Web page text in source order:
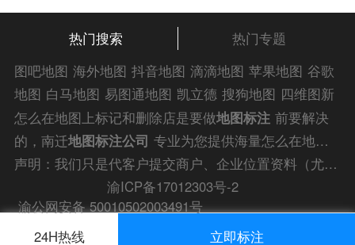
热门搜索
热门专题
图吧地图 海外地图 抖音地图 滴滴地图 苹果地图 谷歌
地图 白马地图 易图通地图 凯立德 搜狗地图 四维图新
地图 车载地图 导航地图 手机地图 搜搜地图 好搜地图
老虎地图 电子地图 卫星地图 美团地图 大众点评地图
苹果 导航犬 老虎
怎么在地图上标记和删除店是要做地图标注 前要解决
的，南迁地图标注公司 专业为您提供海量怎么在地图
上标记和删除店解答信息，为您的企业商户、门店地图
快速上线！
声明：我们只是代客户提交商户、企业位置资料（尤其是不会操作觉得繁琐的客户），不是地图标注平台方。所提供服务为商业有偿帮助咨询人工服务费，全程都是人工提交资料，自身并不能对第三方网站的原始内容进行编辑，请知悉。
渝ICP备17012303号-2
渝公网安备 50010502003491号
24H热线
立即标注